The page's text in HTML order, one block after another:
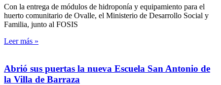
Con la entrega de módulos de hidroponía y equipamiento para el
huerto comunitario de Ovalle, el Ministerio de Desarrollo Social y
Familia, junto al FOSIS
Leer más »
Abrió sus puertas la nueva Escuela San Antonio de
la Villa de Barraza